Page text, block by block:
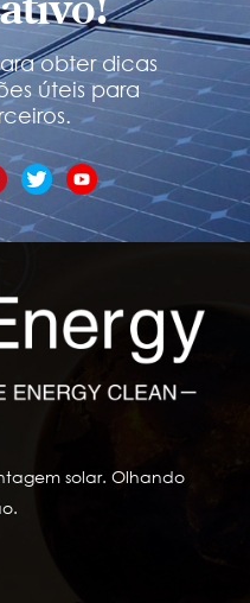
obter dicas
úteis para
solar. Olhando